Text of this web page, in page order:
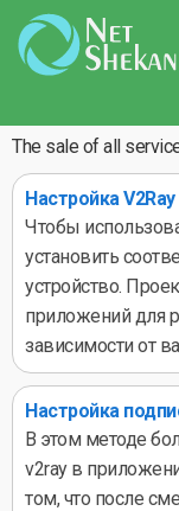
The sale of all
Настройка
Чтобы
установить
устройство.
приложений для
зависимости от
В этом методе
v2ray в
том, что после